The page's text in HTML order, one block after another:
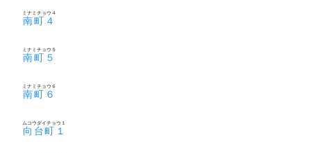
南町４
ミナミチョウ４
南町５
ミナミチョウ５
南町６
ミナミチョウ６
向台町１
ムコウダイチョウ１